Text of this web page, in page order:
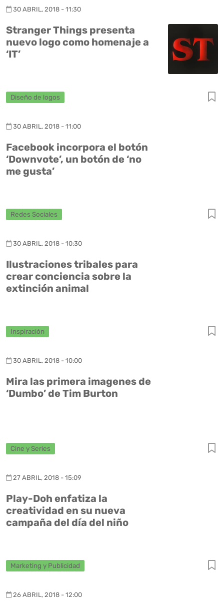
30 ABRIL, 2018 - 11:30
Stranger Things presenta
nuevo logo como homenaje a
‘IT’
Diseño de logos
30 ABRIL, 2018 - 11:00
Facebook incorpora el botón
‘Downvote’, un botón de ‘no
me gusta’
Redes Sociales
30 ABRIL, 2018 - 10:30
Ilustraciones tribales para
crear conciencia sobre la
extinción animal
Inspiración
30 ABRIL, 2018 - 10:00
Mira las primera imagenes de
‘Dumbo’ de Tim Burton
Cine y Series
27 ABRIL, 2018 - 15:09
Play-Doh enfatiza la
creatividad en su nueva
campaña del día del niño
Marketing y Publicidad
26 ABRIL, 2018 - 12:00